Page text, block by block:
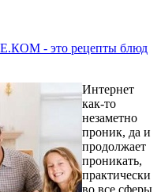
- это рецепты блюд
Интернет
как-то
незаметно
проник, да и
продолжает
проникать,
практически
во все сферы